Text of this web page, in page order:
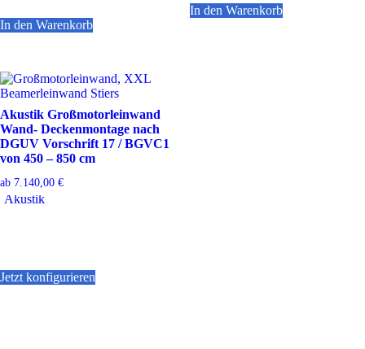
In den Warenkorb
In den Warenkorb
Akustik Großmotorleinwand
Wand- Deckenmontage nach
DGUV Vorschrift 17 / BGVC1
von 450 – 850 cm
ab 7.140,00 €
Akustik
Jetzt konfigurieren